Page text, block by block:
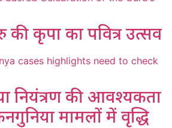
की कृपा का पवित्र उत्सव
नियंत्रण की आवश्यकता
मामलों में वृद्धि